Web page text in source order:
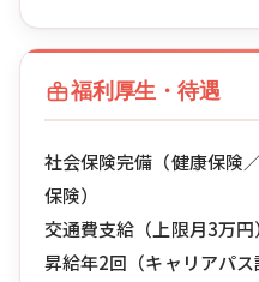
福利厚生・待遇
社会保険完備（健康保険
保険）
交通費支給（上限月3万円）
昇給年2回（キャリアパス